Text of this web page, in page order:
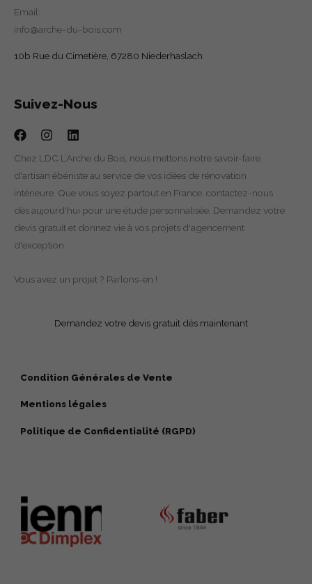
Email:
info@arche-du-bois.com
10b Rue du Cimetière, 67280 Niederhaslach
Suivez-Nous
Chez LDC L’Arche du Bois, nous mettons notre savoir-faire
d'artisan ébéniste au service de vos idées de rénovation
intérieure. Que vous soyez partout en France, contactez-nous
dès aujourd'hui pour une étude personnalisée. Demandez votre
devis gratuit et donnez vie à vos projets d'agencement
d'exception.
Vous avez un projet ? Parlons-en !
Demandez votre devis gratuit dès maintenant
Condition Générales de Vente
Mentions légales
Politique de Confidentialité (RGPD)